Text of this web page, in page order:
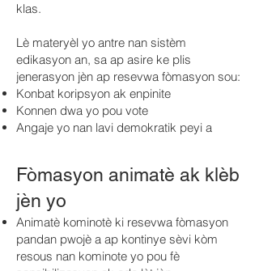
klas.
Lè materyèl yo antre nan sistèm
edikasyon an, sa ap asire ke plis
jenerasyon jèn ap resevwa fòmasyon sou:
Konbat koripsyon ak enpinite
Konnen dwa yo pou vote
Angaje yo nan lavi demokratik peyi a
Fòmasyon animatè ak klèb
jèn yo
Animatè kominotè ki resevwa fòmasyon
pandan pwojè a ap kontinye sèvi kòm
resous nan kominote yo pou fè